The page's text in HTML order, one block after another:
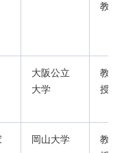
教
大阪公立
大学
教
授
岡山大学
教